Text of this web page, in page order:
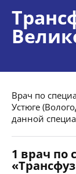
Врач по
Устюге
данной
1 врач по